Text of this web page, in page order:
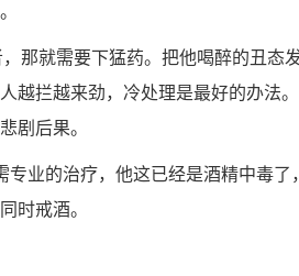
，那就需要下猛药。把他喝醉的丑态
越拦越来劲，冷处理是最好的办法
剧后果。
专业的治疗，他这已经是酒精中毒
时戒酒。